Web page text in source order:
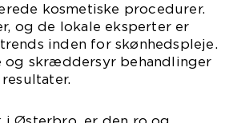
kosmetiske procedurer.
og de lokale eksperter er
inden for skønhedspleje.
og skræddersyr behandlinger